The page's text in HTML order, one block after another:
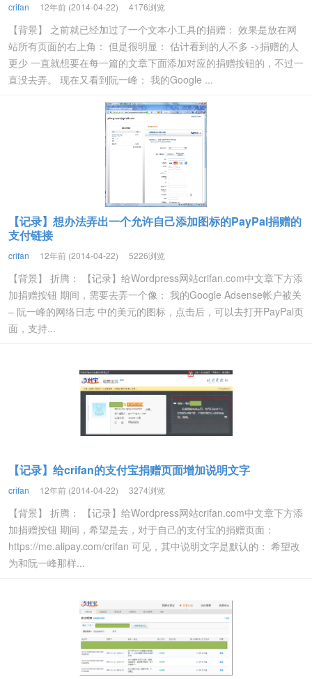
crifan 12年前 (2014-04-22) 4176浏览
【背景】 之前就已经加过了一个文本小工具的捐赠： 效果是放在网
站所有页面的右上角： 但是很明显： 估计看到的人不多 ->捐赠的人
更少 一直就想要在每一篇的文章下面添加对应的捐赠按钮的，不过一
直没去弄。 现在又看到阮一峰： 我的Google ...
【记录】想办法弄出一个允许自己添加图标的PayPal捐赠的
支付链接
crifan 12年前 (2014-04-22) 5226浏览
【背景】 折腾： 【记录】给Wordpress网站crifan.com中文章下方添
加捐赠按钮 期间，需要去弄一个像： 我的Google Adsense帐户被关
– 阮一峰的网络日志 中的美元的图标，点击后，可以去打开PayPal页
面，支持...
【记录】给crifan的支付宝捐赠页面增加说明文字
crifan 12年前 (2014-04-22) 3274浏览
【背景】 折腾： 【记录】给Wordpress网站crifan.com中文章下方添
加捐赠按钮 期间，希望是去，对于自己的支付宝的捐赠页面：
https://me.alipay.com/crifan 可见，其中说明文字是默认的： 希望改
为和阮一峰那样...